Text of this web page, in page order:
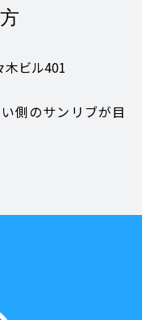
ビル401
側のサンリブが目